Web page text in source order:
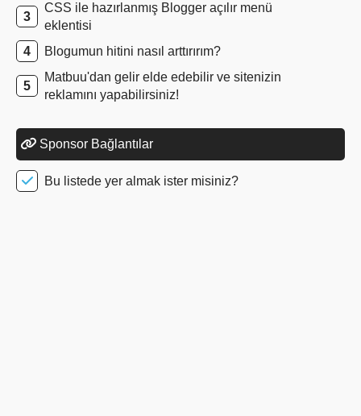
CSS ile hazırlanmış Blogger açılır menü
eklentisi
Blogumun hitini nasıl arttırırım?
Matbuu'dan gelir elde edebilir ve sitenizin
reklamını yapabilirsiniz!
Sponsor Bağlantılar
Bu listede yer almak ister misiniz?